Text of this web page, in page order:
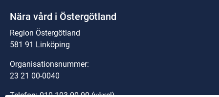
Nära vård i Östergötland
Region Östergötland
581 91 Linköping
Organisationsnummer:
23 21 00-0040